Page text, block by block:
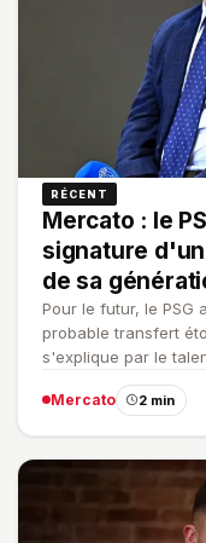
RÉCENT
Mercato : le
signature
de sa
Pour le futur, le PSG
probable transfert
s'explique par le
Mercato 2 min